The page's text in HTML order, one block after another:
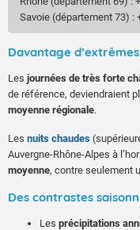
Savoie (département 73) :
Davantage
Les journées de très forte
de référence, deviendraient
moyenne régionale.
Les nuits chaudes
Auvergne-Rhône-Alpes à
moyenne, contre seulement
Des contrastes
Les précipitations